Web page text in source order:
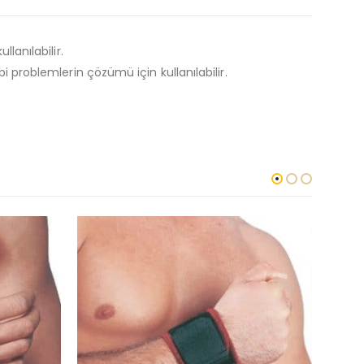
problemlerin çözümü için kullanılabilir.